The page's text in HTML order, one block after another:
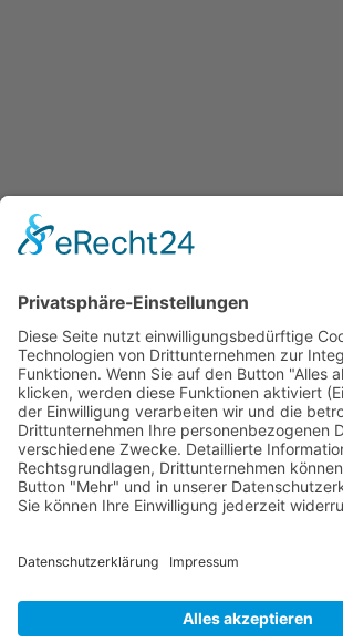
Jetzt teilen
Facebook Twitter
Pinterest WhatsApp
XING Email